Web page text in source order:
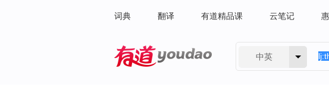
词典 翻译 有道精品课 云笔记
中英